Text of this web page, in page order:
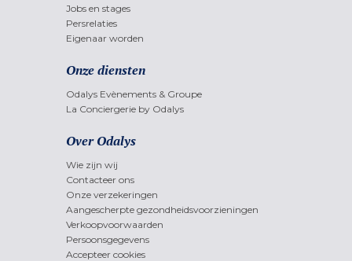
Jobs en stages
Persrelaties
Eigenaar worden
Onze diensten
Odalys Evènements & Groupe
La Conciergerie by Odalys
Over Odalys
Wie zijn wij
Contacteer ons
Onze verzekeringen
Aangescherpte gezondheidsvoorzieningen
Verkoopvoorwaarden
Persoonsgegevens
Accepteer cookies